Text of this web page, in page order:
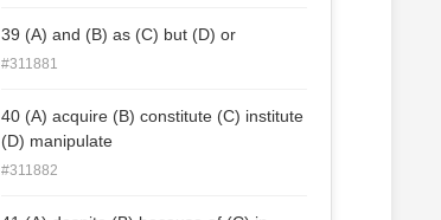
city dwellers in order to solve the
surroundings. (C) Without high walls
blocking modern shopping malls from
in various areas. (D) To welcome people
in all areas, modern shopping malls do
not build high walls around them.
39 (A) and (B) as (C) but (D) or
#311881
40 (A) acquire (B) constitute (C) institute
(D) manipulate
#311882